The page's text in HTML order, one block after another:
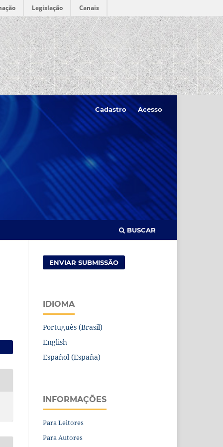
Legislação Canais
BUSCAR
Cadastro Acesso
ENVIAR SUBMISSÃO
IDIOMA
Português (Brasil)
English
Español (España)
INFORMAÇÕES
Para Leitores
Para Autores